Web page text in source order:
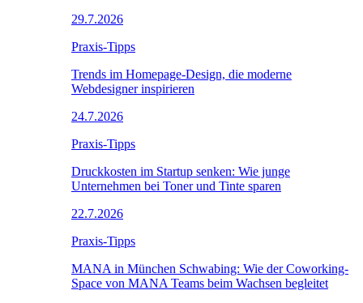
29.7.2026
Praxis-Tipps
Trends im Homepage-Design, die moderne
Webdesigner inspirieren
24.7.2026
Praxis-Tipps
Druckkosten im Startup senken: Wie junge
Unternehmen bei Toner und Tinte sparen
22.7.2026
Praxis-Tipps
MANA in München Schwabing: Wie der Coworking-
Space von MANA Teams beim Wachsen begleitet